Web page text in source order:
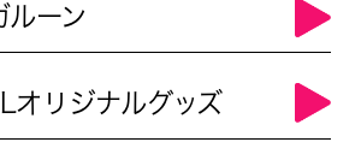
ルーン
リジナルグッズ